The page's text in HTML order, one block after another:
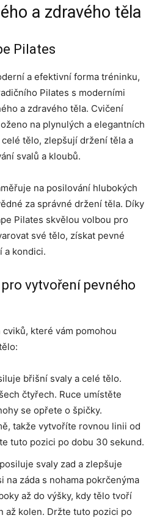
a zdravého těla
Pilates
a efektivní forma tréninku,
Pilates s moderními
a zdravého těla. Cvičení
na plynulých a elegantních
tělo, zlepšují držení těla a
svalů a kloubů.
na posilování hlubokých
za správné držení těla. Díky
Pilates skvělou volbou pro
své tělo, získat pevné
a kondici.
vytvoření pevného
které vám pomohou
břišní svaly a celé tělo.
čtyřech. Ruce umístěte
se opřete o špičky.
takže vytvoříte rovnou linii od
tuto pozici po dobu 30 sekund.
svaly zad a zlepšuje
na záda s nohama pokrčenýma
až do výšky, kdy tělo tvoří
až kolen. Držte tuto pozici po